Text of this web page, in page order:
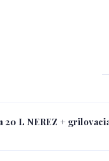
L NEREZ +